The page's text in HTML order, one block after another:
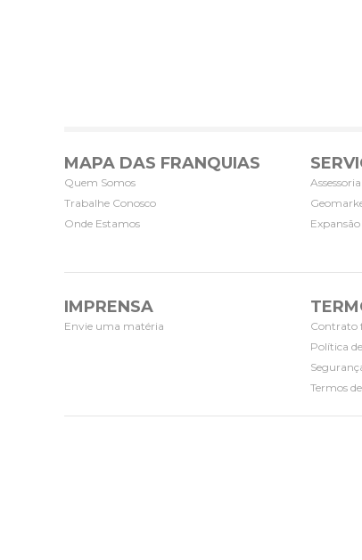
MAPA DAS FRANQUIAS
Quem Somos
Trabalhe Conosco
Onde Estamos
Assessoria
Expansão
IMPRENSA
Envie uma matéria
Contrato
Política
Termos